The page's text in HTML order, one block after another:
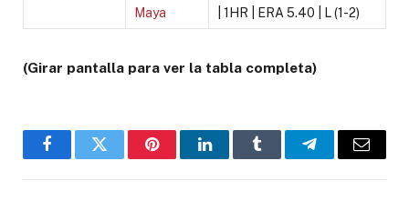
Maya
| 1HR | ERA 5.40 | L (1-2)
(Girar pantalla para ver la tabla completa)
FacebookTwitter PinterestLinkedInTumblr TelegramEmail